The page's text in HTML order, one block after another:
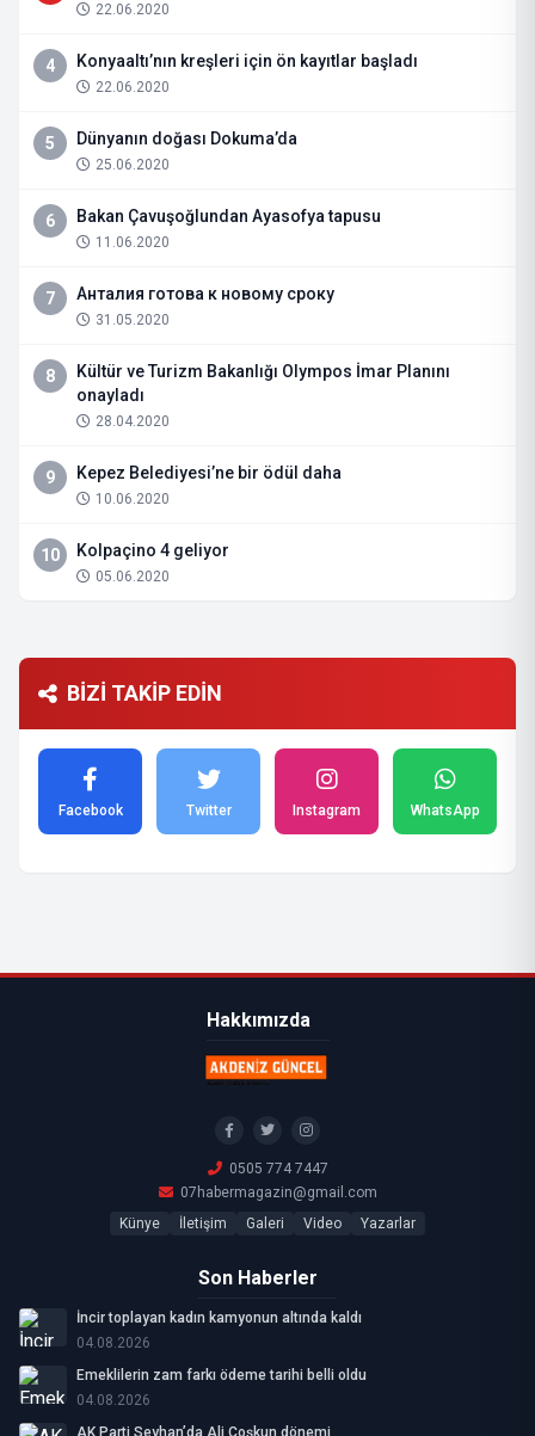
22.06.2020
4 Konyaaltı’nın kreşleri için ön kayıtlar başladı
22.06.2020
5 Dünyanın doğası Dokuma’da
25.06.2020
6 Bakan Çavuşoğlundan Ayasofya tapusu
11.06.2020
7 Анталия готова к новому сроку
31.05.2020
8
Kültür ve Turizm Bakanlığı Olympos İmar Planını
onayladı
28.04.2020
9 Kepez Belediyesi’ne bir ödül daha
10.06.2020
10 Kolpaçino 4 geliyor
05.06.2020
BİZİ TAKİP EDİN
Facebook Twitter Instagram WhatsApp
Hakkımızda
0505 774 7447
07habermagazin@gmail.com
Künye
İletişim Galeri Video Yazarlar
Son Haberler
İncir toplayan kadın kamyonun altında kaldı
04.08.2026
Emeklilerin zam farkı ödeme tarihi belli oldu
04.08.2026